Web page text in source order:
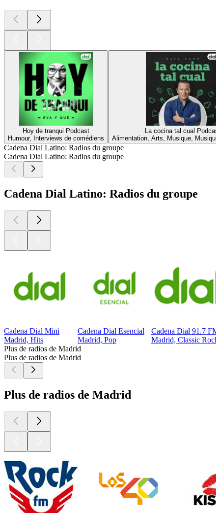
Hoy de tranqui Podcast
Humour, Interviews de comédiens
La cocina tal cual Podcast
Alimentation, Arts, Musique,
Cadena Dial Latino: Radios du groupe
Cadena Dial Latino: Radios du groupe
Cadena Dial Latino: Radios du groupe
Cadena Dial Mini
Madrid, Hits
Cadena Dial Esencial
Madrid, Pop
Cadena Dial 91.7 FM
Madrid, Classic
Plus de radios de Madrid
Plus de radios de Madrid
Plus de radios de Madrid